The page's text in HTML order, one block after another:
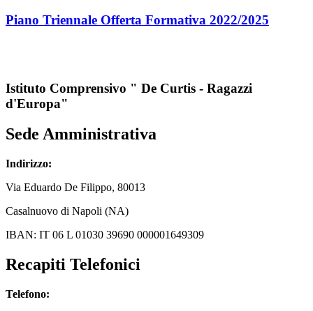
Piano Triennale Offerta Formativa 2022/2025
Istituto Comprensivo " De Curtis - Ragazzi
d'Europa"
Sede Amministrativa
Indirizzo:
Via Eduardo De Filippo, 80013
Casalnuovo di Napoli (NA)
IBAN: IT 06 L 01030 39690 000001649309
Recapiti Telefonici
Telefono: